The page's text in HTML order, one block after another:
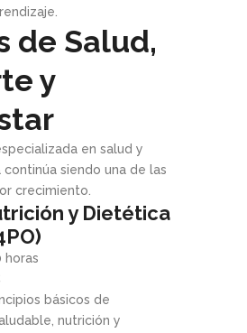
de Salud,
y
en salud y
siendo una de las
crecimiento.
y Dietética
horas
básicos de
nutrición y